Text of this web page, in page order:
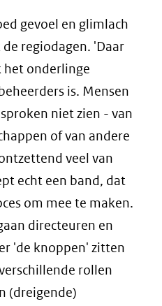
gevoel en glimlach
regiodagen. 'Daar
het onderlinge
is. Mensen
niet zien - van
of van andere
veel van
echt een band, dat
om mee te maken.
directeuren en
'de knoppen' zitten
rollen
(dreigende)